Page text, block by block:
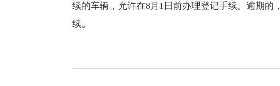
续的车辆，允许在8月1日前办理登记手续。逾期的
续。